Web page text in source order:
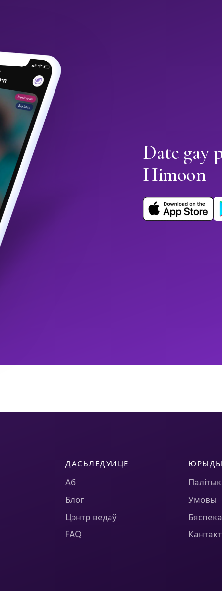
Date gay
Himoon
ДАСЬЛЕДУЙЦЕ
Аб
Блог
Цэнтр ведаў
FAQ
Умовы
Бяспека
Кантакт